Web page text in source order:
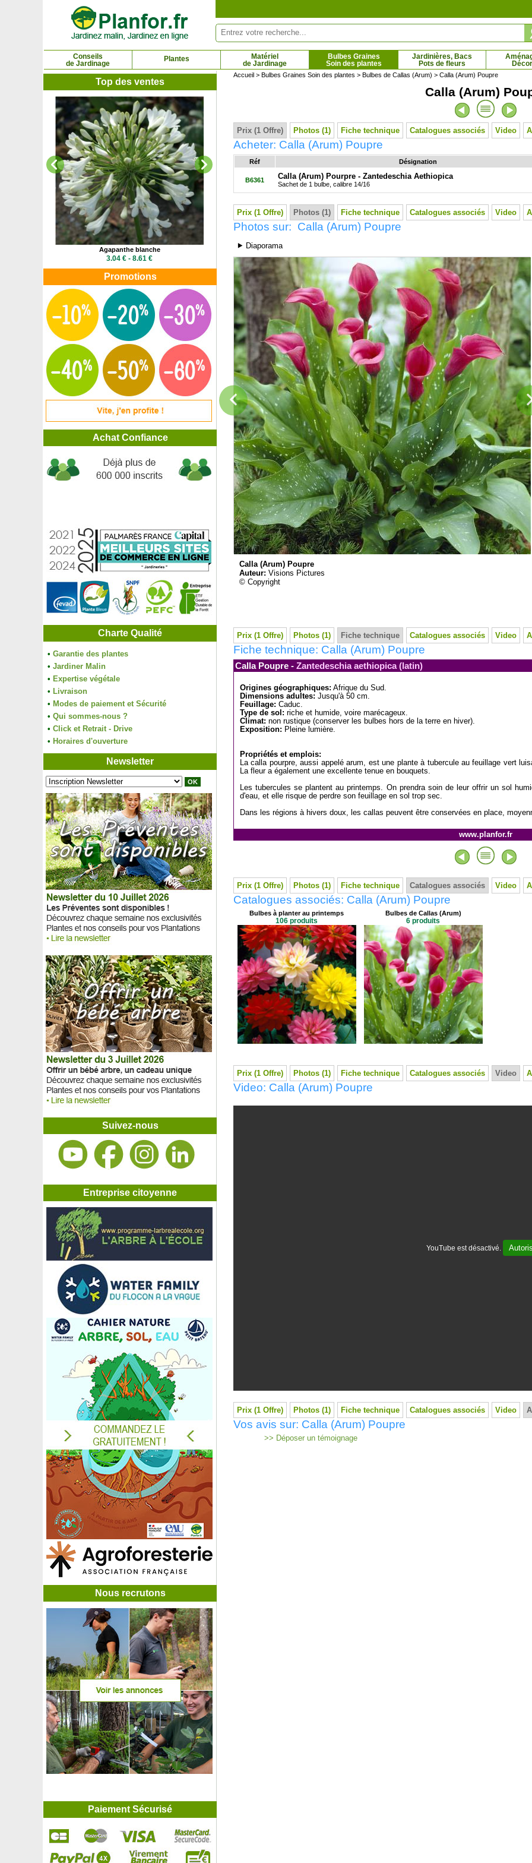
Conseils
de Jardinage
Plantes
Matériel
de Jardinage
Bulbes Graines
Soin des plantes
Jardinières, Bacs
Pots de fleurs
Top des ventes
Agapanthe blanche
3.04 € - 8.61 €
Agastache bleue, Anis hysope
Promotions
Achat Confiance
Charte Qualité
• Garantie des plantes
• Jardiner Malin
• Expertise végétale
• Livraison
• Modes de paiement et Sécurité
• Qui sommes-nous ?
• Click et Retrait - Drive
• Horaires d'ouverture
Newsletter
Suivez-nous
Entreprise citoyenne
Nous recrutons
Accueil > Bulbes Graines Soin des plantes > Bulbes de Callas (Arum) > Calla (Arum) Poupre
Calla (Arum)
Prix (1 Offre) Photos (1) Fiche technique Catalogues associés Video
Acheter: Calla (Arum) Poupre
Réf Désignation
B6361 Calla (Arum) Pourpre - Zantedeschia Aethiopica
Sachet de 1 bulbe, calibre 14/16
Prix (1 Offre) Photos (1) Fiche technique Catalogues associés Video
Photos sur: Calla (Arum) Poupre
⯈ Diaporama
Calla (Arum) Poupre
Auteur: Visions Pictures
© Copyright
Prix (1 Offre) Photos (1) Fiche technique Catalogues associés Video
Fiche technique: Calla (Arum) Poupre
Calla Poupre - Zantedeschia aethiopica (latin)
Origines géographiques: Afrique du Sud.
Dimensions adultes: Jusqu'à 50 cm.
Feuillage: Caduc.
Type de sol: riche et humide, voire marécageux.
Climat: non rustique (conserver les bulbes hors de la terre en hiver).
Exposition: Pleine lumière.
Propriétés et emplois:
La calla pourpre, aussi appelé arum, est une plante à tubercule au feuillage vert
La fleur a également une excellente tenue en bouquets.
Les tubercules se plantent au printemps. On prendra soin de leur offrir un sol
d'eau, et elle risque de perdre son feuillage en sol trop sec.
Dans les régions à hivers doux, les callas peuvent être conservées en place,
www.planfor.fr
Prix (1 Offre) Photos (1) Fiche technique Catalogues associés Video
Catalogues associés: Calla (Arum) Poupre
Bulbes à planter au printemps
106 produits
Bulbes de Callas (Arum)
6 produits
Prix (1 Offre) Photos (1) Fiche technique Catalogues associés Video
Video: Calla (Arum) Poupre
YouTube est désactivé.
Prix (1 Offre) Photos (1) Fiche technique Catalogues associés Video
Vos avis sur: Calla (Arum) Poupre
>> Déposer un témoignage
Paiement Sécurisé
Panneau de gestion des cookies